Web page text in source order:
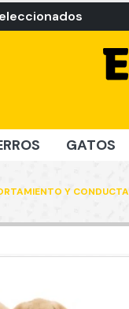
GATOS
Y CONDUCTA